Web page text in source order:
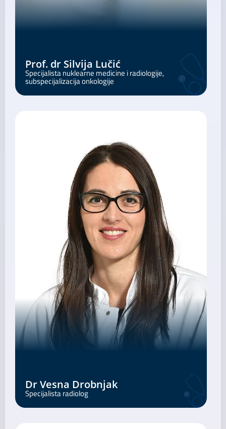
Prof. dr Silvija Lučić
Specijalista nuklearne medicine i radiologije,
subspecijalizacija onkologije
Dr Vesna Drobnjak
Specijalista radiolog